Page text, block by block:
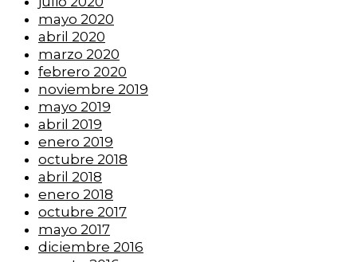
mayo 2020
abril 2020
marzo 2020
febrero 2020
noviembre 2019
mayo 2019
abril 2019
enero 2019
octubre 2018
abril 2018
enero 2018
octubre 2017
mayo 2017
diciembre 2016